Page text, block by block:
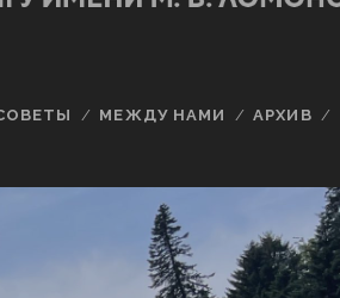
МЕЖДУ НАМИ АРХИВ